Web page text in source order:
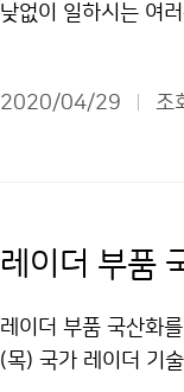
낮없이 일하시는 여
2020/04/29
조
레이더 부품 국산화
(목) 국가 레이더 기